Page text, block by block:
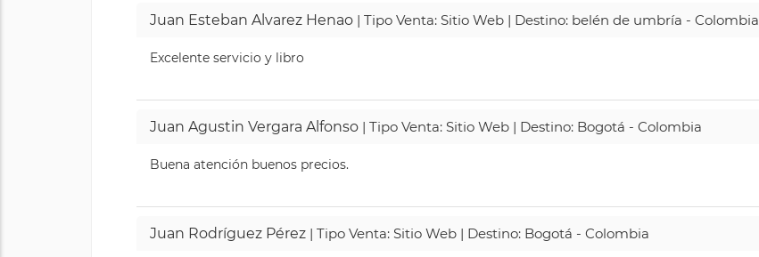
Juan Esteban Alvarez Henao | Tipo Venta: Sitio Web | Destino: belén de umbría - Colombia
Excelente servicio y libro
Juan Agustin Vergara Alfonso | Tipo Venta: Sitio Web | Destino: Bogotá - Colombia
Buena atención buenos precios.
Juan Rodríguez Pérez | Tipo Venta: Sitio Web | Destino: Bogotá - Colombia